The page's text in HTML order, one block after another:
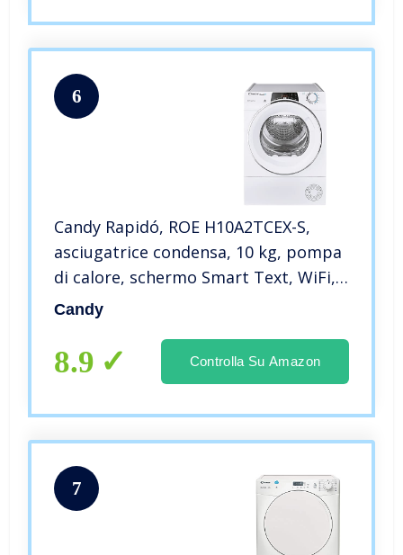
6
Candy Rapidó, ROE H10A2TCEX-S,
asciugatrice condensa, 10 kg, pompa
di calore, schermo Smart Text, WiFi,
App hOn, 7 Cicli rapidi, Cassetto
24H, Classe A++, B. Bianco
Candy
8.9 Controlla Su Amazon
7